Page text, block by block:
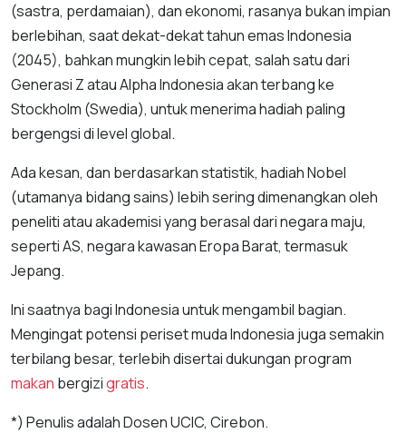
(sastra, perdamaian), dan ekonomi, rasanya bukan impian
berlebihan, saat dekat-dekat tahun emas Indonesia
(2045), bahkan mungkin lebih cepat, salah satu dari
Generasi Z atau Alpha Indonesia akan terbang ke
Stockholm (Swedia), untuk menerima hadiah paling
bergengsi di level global.
Ada kesan, dan berdasarkan statistik, hadiah Nobel
(utamanya bidang sains) lebih sering dimenangkan oleh
peneliti atau akademisi yang berasal dari negara maju,
seperti AS, negara kawasan Eropa Barat, termasuk
Jepang.
Ini saatnya bagi Indonesia untuk mengambil bagian.
Mengingat potensi periset muda Indonesia juga semakin
terbilang besar, terlebih disertai dukungan program
makan bergizigratis.
*) Penulis adalah Dosen UCIC, Cirebon.